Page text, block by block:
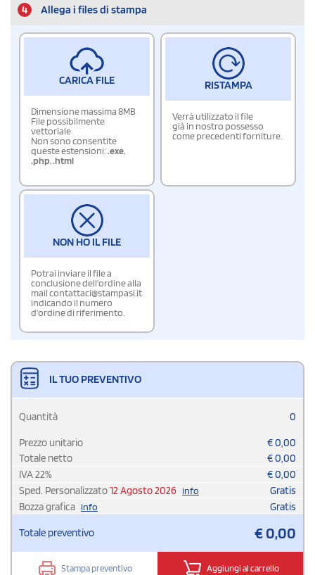
4 Allega i files di stampa
CARICA FILE
Dimensione massima 8MB
File possibilmente
vettoriale
Non sono consentite
queste estensioni:.exe,
.php,.html
RISTAMPA
Verrà utilizzato il file
già in nostro possesso
come precedenti forniture.
NON HO IL FILE
Potrai inviare il file a
conclusione dell'ordine alla
mail contattaci@stampasi.it
indicando il numero
d'ordine di riferimento.
IL TUO PREVENTIVO
Quantità 0
Prezzo unitario €0,00
Totale netto
€0,00
IVA22% €0,00
Sped. Personalizzato12 Agosto 2026 info
Gratis
Bozza grafica info Gratis
Totale preventivo €0,00
Stampa preventivo Aggiungi al carrello